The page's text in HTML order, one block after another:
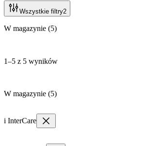
Wszystkie filtry2
W magazynie (5)
1–5 z 5 wyników
W magazynie (5)
i InterCare